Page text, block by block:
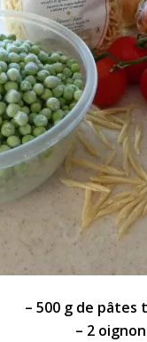
– 500 g de pâtes
– 2